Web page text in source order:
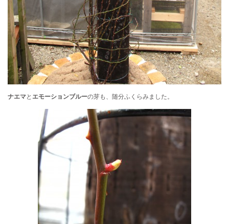
ナエマと エモーションブルーの芽も、随分ふくらみました。